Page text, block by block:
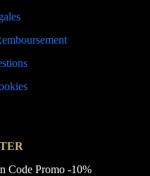
Code Promo -10%